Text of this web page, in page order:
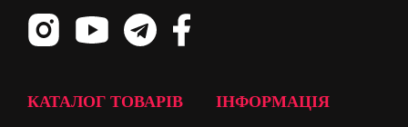
КАТАЛОГ ТОВАРІВ ІНФОРМАЦІЯ